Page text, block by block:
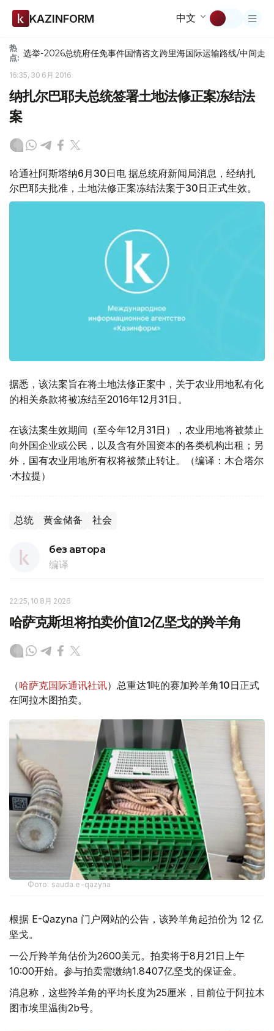
KAZINFORM 中文
热
点: 选举-2026总统府任免事件国情咨文跨里海国际运输路线/中间走廊
16:35, 30 6月 2016
纳扎尔巴耶夫总统签署土地法修正案冻结法
案
哈通社阿斯塔纳6月30日电 据总统府新闻局消息，经纳扎
尔巴耶夫批准，土地法修正案冻结法案于30日正式生效。
据悉，该法案旨在将土地法修正案中，关于农业用地私有化
的相关条款将被冻结至2016年12月31日。
在该法案生效期间（至今年12月31日），农业用地将被禁止
向外国企业或公民，以及含有外国资本的各类机构出租；另
外，国有农业用地所有权将被禁止转让。（编译：木合塔尔
·木拉提）
总统 黄金储备 社会
без автора
编译
22:25, 10 8月 2026
哈萨克斯坦将拍卖价值12亿坚戈的羚羊角
（哈萨克国际通讯社讯）总重达1吨的赛加羚羊角10日正式
在阿拉木图拍卖。
Фото: sauda.e-qazyna
根据 E-Qazyna 门户网站的公告，该羚羊角起拍价为 12 亿
坚戈。
一公斤羚羊角估价为2600美元。拍卖将于8月21日上午
10:00开始。参与拍卖需缴纳1.8407亿坚戈的保证金。
消息称，这些羚羊角的平均长度为25厘米，目前位于阿拉木
图市埃里温街2b号。